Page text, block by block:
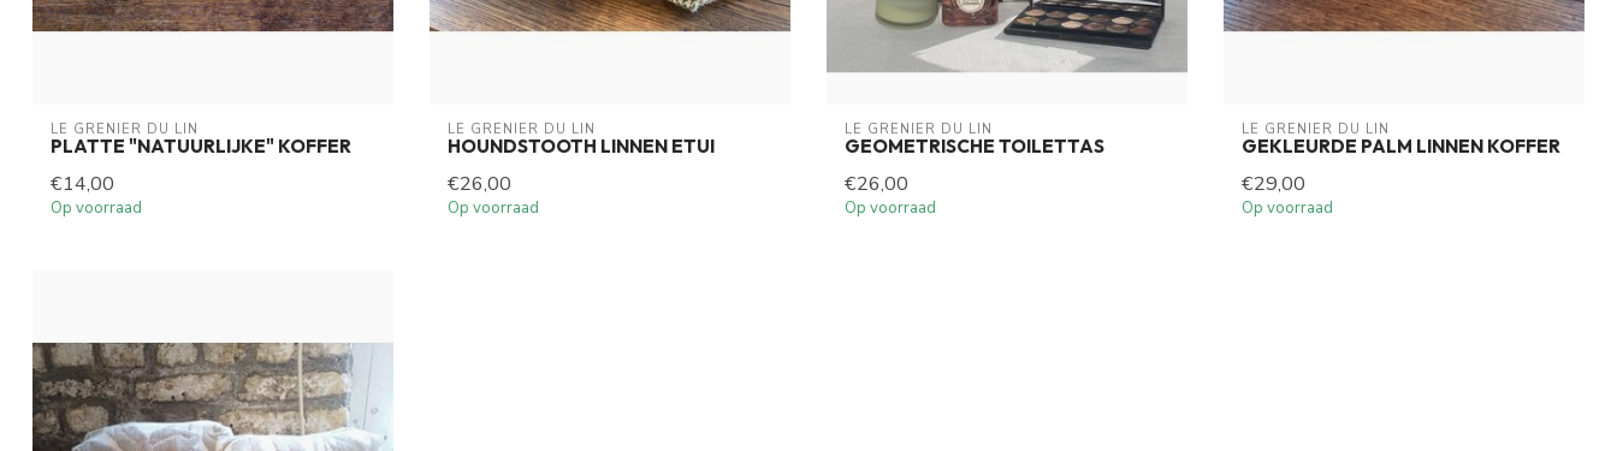
LE GRENIER DU LIN
PLATTE "NATUURLIJKE" KOFFER
€14,00
Op voorraad
LE GRENIER DU LIN
HOUNDSTOOTH LINNEN ETUI
€26,00
Op voorraad
LE GRENIER DU LIN
GEOMETRISCHE TOILETTAS
€26,00
Op voorraad
LE GRENIER DU LIN
GEKLEURDE PALM LINNEN KOFFER
€29,00
Op voorraad